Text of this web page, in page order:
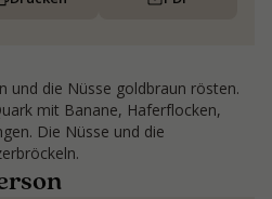
und die Nüsse goldbraun rösten.
mit Banane, Haferflocken,
Die Nüsse und die